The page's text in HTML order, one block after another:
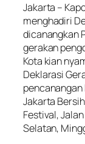
Jakarta –
menghadiri
dicanangkan
gerakan
Kota kian
Deklarasi
pencanangan
Jakarta
Festival,
Selatan,